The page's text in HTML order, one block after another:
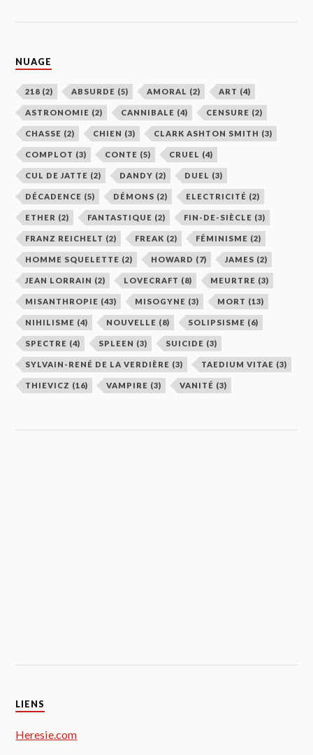
NUAGE
218 (2) ABSURDE (5) AMORAL (2) ART (4)
ASTRONOMIE (2) CANNIBALE (4) CENSURE (2)
CHASSE (2) CHIEN (3) CLARK ASHTON SMITH (3)
COMPLOT (3) CONTE (5) CRUEL (4)
CUL DE JATTE (2) DANDY (2) DUEL (3)
DÉCADENCE (5) DÉMONS (2) ELECTRICITÉ (2)
ETHER (2) FANTASTIQUE (2) FIN-DE-SIÈCLE (3)
FRANZ REICHELT (2) FREAK (2) FÉMINISME (2)
HOMME SQUELETTE (2) HOWARD (7) JAMES (2)
JEAN LORRAIN (2) LOVECRAFT (8) MEURTRE (3)
MISANTHROPIE (43) MISOGYNE (3) MORT (13)
NIHILISME (4) NOUVELLE (8) SOLIPSISME (6)
SPECTRE (4) SPLEEN (3) SUICIDE (3)
SYLVAIN-RENÉ DE LA VERDIÈRE (3) TAEDIUM VITAE (3)
THIEVICZ (16) VAMPIRE (3) VANITÉ (3)
LIENS
Heresie.com